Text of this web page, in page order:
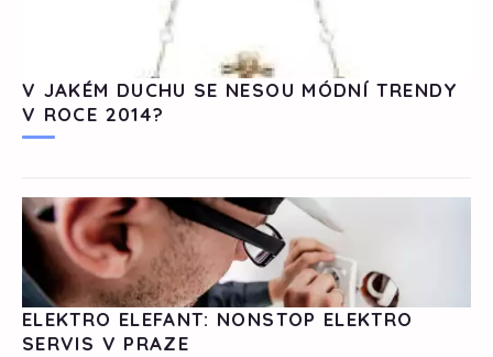
V JAKÉM DUCHU SE NESOU MÓDNÍ TRENDY
V ROCE 2014?
ELEKTRO ELEFANT: NONSTOP ELEKTRO
SERVIS V PRAZE